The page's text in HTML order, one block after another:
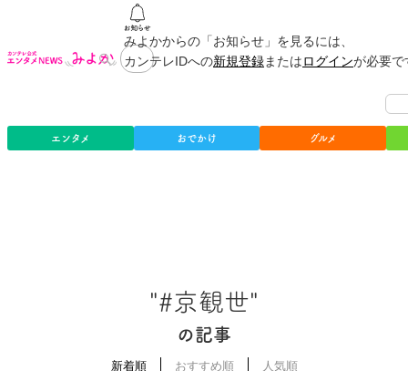
みよかからの「お知らせ」を見るには、
カンテレIDへの新規登録またはログインが必要
エンタメ おでかけ グルメ
"#京観世"
の記事
新着順 おすすめ順 人気順